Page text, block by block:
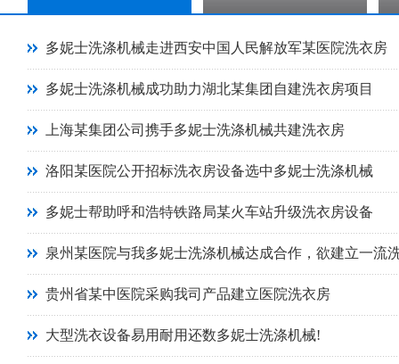
多妮士洗涤机械走进西安中国人民解放军某医院洗衣房
多妮士洗涤机械成功助力湖北某集团自建洗衣房项目
上海某集团公司携手多妮士洗涤机械共建洗衣房
洛阳某医院公开招标洗衣房设备选中多妮士洗涤机械
多妮士帮助呼和浩特铁路局某火车站升级洗衣房设备
泉州某医院与我多妮士洗涤机械达成合作，欲建立一流
贵州省某中医院采购我司产品建立医院洗衣房
大型洗衣设备易用耐用还数多妮士洗涤机械!